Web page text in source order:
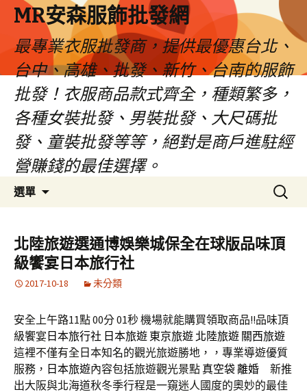
MR安森服飾批發網
最專業衣服批發商，提供最優惠台北、
台中、高雄、批發、新竹、台南的服飾
批發！衣服商品款式齊全，種類繁多，
各種女裝批發、男裝批發、大尺碼批
發、童裝批發等等，絕對是商戶進駐經
營賺錢的最佳選擇。
選單
容
區
搜
尋
鍵
字:
北陸旅遊選通博娛樂城保全在球版品味頂
級饗宴日本旅行社
2017-10-18 未分類
安全上午路11點 00分 01秒機場就能購買領取商品!!品味頂
級饗宴 日本旅行社 日本旅遊 東京旅遊 北陸旅遊 關西旅遊
這裡不僅有全日本知名的觀光旅遊勝地，，專業導遊優質
服務， 日本旅遊內容包括旅遊觀光景點 真空袋離婚 新推
出大阪與北海道秋冬季行程是一窺迷人國度的奧妙的最佳